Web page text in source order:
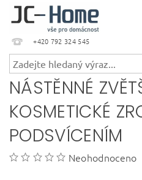
+420 792 324 545
NÁSTĚNNÉ
KOSMETICKÉ
PODSVÍCENÍM
Neohodnoceno